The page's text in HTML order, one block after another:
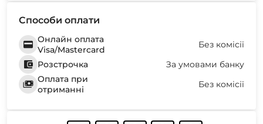
Способи оплати
Онлайн оплата
Visa/Mastercard
Без комісії
Розстрочка
За умовами банку
Оплата при
отриманні
Без комісії